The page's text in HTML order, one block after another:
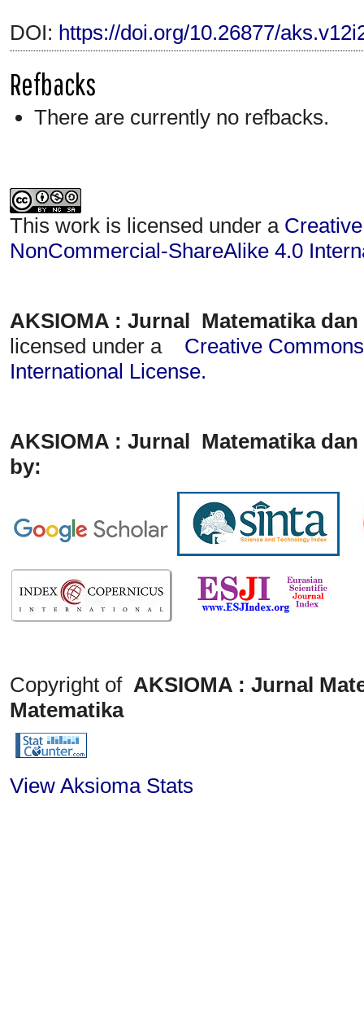
DOI: https://doi.org/10.26877/
Refbacks
There are currently no refbacks.
This work is licensed under a
NonCommercial-ShareAlike 4.0
AKSIOMA : Jurnal Matematika
licensed under a
Creative
International License.
AKSIOMA : Jurnal Matematika
by:
Copyright ofAKSIOMA : Jurnal
Matematika
View Aksioma Stats